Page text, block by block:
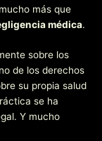
más que
médica.
sobre los
de los derechos
su propia salud
se ha
Y mucho